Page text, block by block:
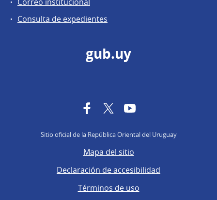
Correo institucional
Consulta de expedientes
gub.uy
FacebookTwitterYouTube
Sitio oficial de la República Oriental del Uruguay
Mapa del sitio
Declaración de accesibilidad
Términos de uso